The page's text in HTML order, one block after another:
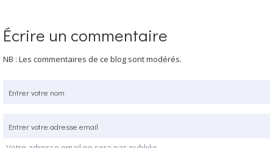
Écrire un commentaire
NB : Les commentaires de ce blog sont modérés.